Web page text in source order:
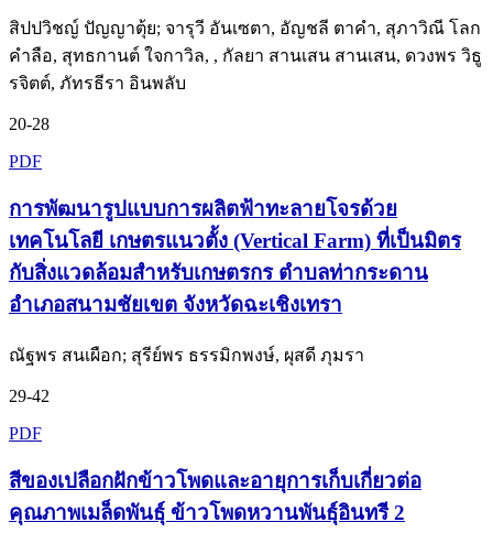
สิปปวิชญ์ ปัญญาตุ้ย; จารุวี อันเซตา, อัญชลี ตาคำ, สุภาวิณี โลก
คำลือ, สุทธกานต์ ใจกาวิล, , กัลยา สานเสน สานเสน, ดวงพร วิธู
รจิตต์, ภัทรธีรา อินพลับ
20-28
PDF
การพัฒนารูปแบบการผลิตฟ้าทะลายโจรด้วย
เทคโนโลยี เกษตรแนวตั้ง (Vertical Farm) ที่เป็นมิตร
กับสิ่งแวดล้อมสำหรับเกษตรกร ตำบลท่ากระดาน
อำเภอสนามชัยเขต จังหวัดฉะเชิงเทรา
ณัฐพร สนเผือก; สุรีย์พร ธรรมิกพงษ์, ผุสดี ภุมรา
29-42
PDF
สีของเปลือกฝักข้าวโพดและอายุการเก็บเกี่ยวต่อ
คุณภาพเมล็ดพันธุ์ ข้าวโพดหวานพันธุ์อินทรี 2